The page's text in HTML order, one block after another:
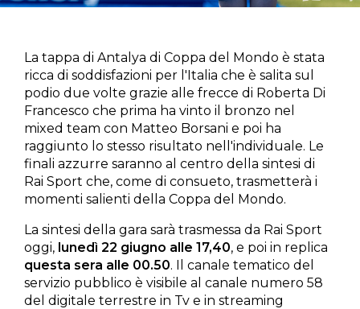
La tappa di Antalya di Coppa del Mondo è stata
ricca di soddisfazioni per l'Italia che è salita sul
podio due volte grazie alle frecce di Roberta Di
Francesco che prima ha vinto il bronzo nel
mixed team con Matteo Borsani e poi ha
raggiunto lo stesso risultato nell'individuale. Le
finali azzurre saranno al centro della sintesi di
Rai Sport che, come di consueto, trasmetterà i
momenti salienti della Coppa del Mondo.
La sintesi della gara sarà trasmessa da Rai Sport
oggi, lunedì 22 giugno alle 17,40, e poi in replica
questa sera alle 00.50. Il canale tematico del
servizio pubblico è visibile al canale numero 58
del digitale terrestre in Tv e in streaming